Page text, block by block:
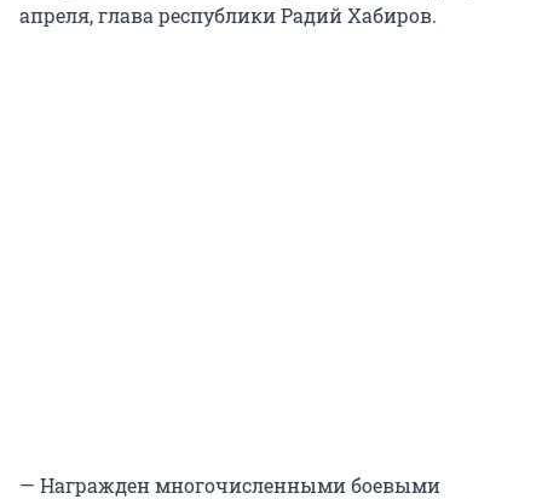
апреля, глава республики Радий Хабиров.
— Награжден многочисленными боевыми